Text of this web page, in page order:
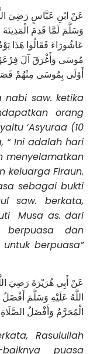
عَنْ ابْنِ عَبَّاسٍ رَضِيَ
وَسَلَّمَ لَمَّا قَدِمَ
عَاشُورَاءَ فَقَالُوا هَذَا
مُوسَى وَأَغْرَقَ آلَ
أَوْلَى بِمُوسَى مِنْهُمْ
nabi saw. ketika
orang
‘Asyuraa (10
“ Ini adalah hari
menyelamatkan
keluarga Firaun.
sebagai bukti
saw. berkata,
Musa as. dari
dan
berpuasa”
عَنْ أَبِي هُرَيْرَةَ رَضِيَ
اللَّهُ عَلَيْهِ وَسَلَّمَ
الْمُحَرَّمُ وَأَفْضَلُ الصَّلَاةِ
Rasulullah
baiknya puasa